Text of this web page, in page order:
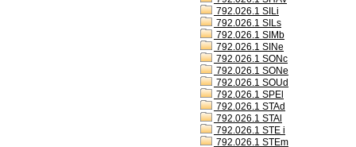
792.026.1 SILi
792.026.1 SILs
792.026.1 SIMb
792.026.1 SINe
792.026.1 SONc
792.026.1 SONe
792.026.1 SOUd
792.026.1 SPEl
792.026.1 STAd
792.026.1 STAl
792.026.1 STE i
792.026.1 STEm